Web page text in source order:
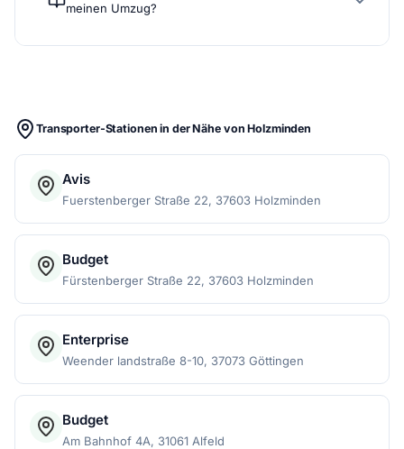
meinen Umzug?
Transporter-Stationen in der Nähe von Holzminden
Avis
Fuerstenberger Straße 22, 37603 Holzminden
Budget
Fürstenberger Straße 22, 37603 Holzminden
Enterprise
Weender landstraße 8-10, 37073 Göttingen
Budget
Am Bahnhof 4A, 31061 Alfeld